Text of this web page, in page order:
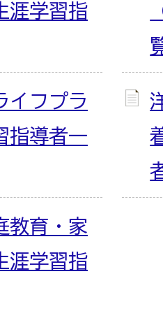
涯学習指
イフプラ
指導者一
教育・家
涯学習指